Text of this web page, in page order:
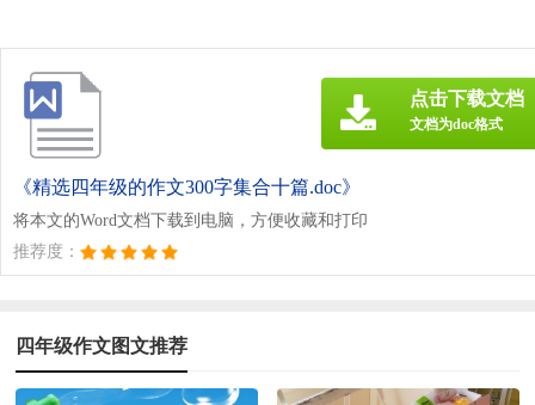
《精选四年级的作文300字集合十篇.doc》
将本文的Word文档下载到电脑，方便收藏和打印
推荐度：
点击下载文档
文档为doc格式
四年级作文图文推荐